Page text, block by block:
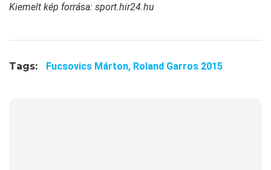
Kiemelt kép forrása: sport.hir24.hu
Tags: Fucsovics Márton, Roland Garros 2015